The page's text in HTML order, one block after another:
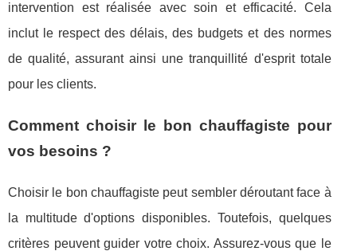
intervention est réalisée avec soin et efficacité. Cela
inclut le respect des délais, des budgets et des normes
de qualité, assurant ainsi une tranquillité d'esprit totale
pour les clients.
Comment choisir le bon chauffagiste pour
vos besoins ?
Choisir le bon chauffagiste peut sembler déroutant face à
la multitude d'options disponibles. Toutefois, quelques
critères peuvent guider votre choix. Assurez-vous que le